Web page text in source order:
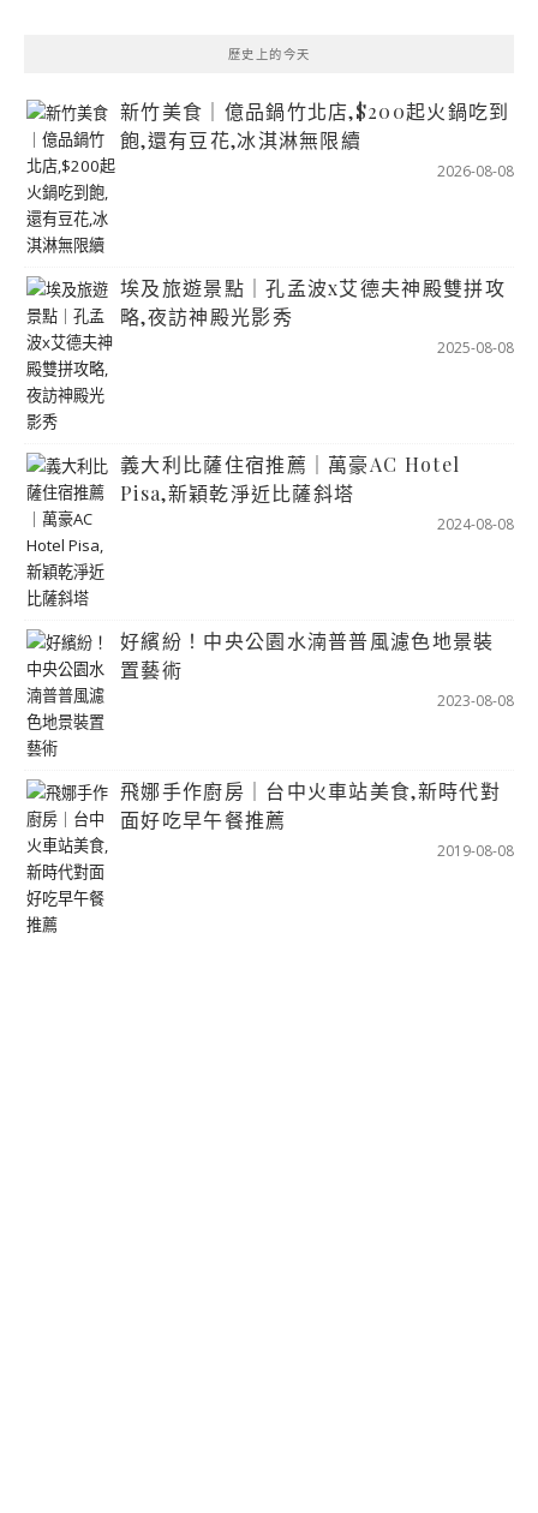
歷史上的今天
新竹美食｜億品鍋竹北店,$200起火鍋吃到
飽,還有豆花,冰淇淋無限續
2026-08-08
埃及旅遊景點｜孔孟波x艾德夫神殿雙拼攻
略,夜訪神殿光影秀
2025-08-08
義大利比薩住宿推薦｜萬豪AC Hotel
Pisa,新穎乾淨近比薩斜塔
2024-08-08
好繽紛！中央公園水湳普普風濾色地景裝
置藝術
2023-08-08
飛娜手作廚房｜台中火車站美食,新時代對
面好吃早午餐推薦
2019-08-08